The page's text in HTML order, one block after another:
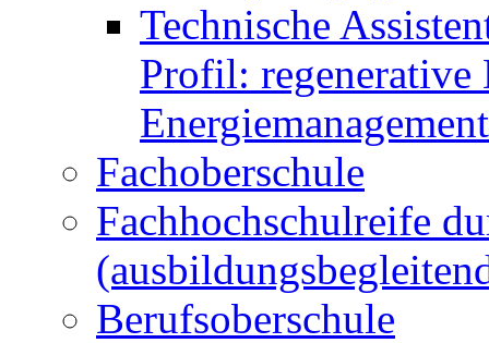
Technische
Profil: regenerative
Energiemanagement
Fachoberschule
Fachhochschulreife
Berufsoberschule